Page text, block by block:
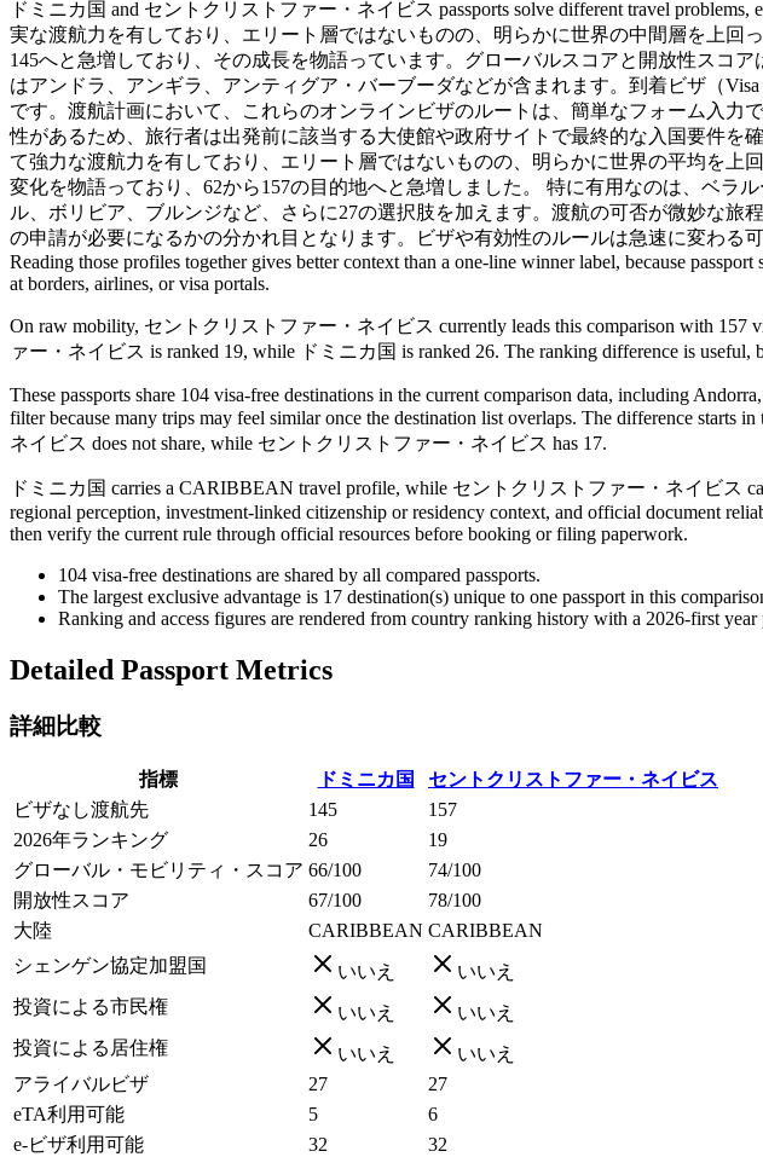
ドミニカ国 and セントクリストファー・ネイビス passports solve different travel
実な渡航力を有しており、エリート層ではないものの、明らかに世界の中間層を上回
145へと急増しており、その成長を物語っています。グローバルスコアと開放性スコ
はアンドラ、アンギラ、アンティグア・バーブーダなどが含まれます。到着ビザ（
です。渡航計画において、これらのオンラインビザのルートは、簡単なフォーム入
性があるため、旅行者は出発前に該当する大使館や政府サイトで最終的な入国要件
て強力な渡航力を有しており、エリート層ではないものの、明らかに世界の平均を上
変化を物語っており、62から157の目的地へと急増しました。 特に有用なのは、ベ
ル、ボリビア、ブルンジなど、さらに27の選択肢を加えます。渡航の可否が微妙な
の申請が必要になるかの分かれ目となります。ビザや有効性のルールは急速に変わる
Reading those profiles together gives better context than a one-line winner label, because
at borders, airlines, or visa portals.
On raw mobility, セントクリストファー・ネイビス currently leads this comparison with 157
ァー・ネイビス is ranked 19, while ドミニカ国 is ranked 26. The ranking difference is useful,
These passports share 104 visa-free destinations in the current comparison data, including
filter because many trips may feel similar once the destination list overlaps. The difference
ネイビス does not share, while セントクリストファー・ネイビス has 17.
ドミニカ国 carries a CARIBBEAN travel profile, while セントクリストファー・ネイビス
regional perception, investment-linked citizenship or residency context, and official document
then verify the current rule through official resources before booking or filing paperwork.
104 visa-free destinations are shared by all compared passports.
The largest exclusive advantage is 17 destination(s) unique to one passport in this
Ranking and access figures are rendered from country ranking history with a 2026-first year
Detailed Passport Metrics
詳細比較
指標 ドミニカ国
セントクリストファー・ネイビス
ビザなし渡航先
145
157
2026年ランキング
26
19
グローバル・モビリティ・スコア 66/100
74/100
開放性スコア
67/100
78/100
大陸
CARIBBEAN CARIBBEAN
シェンゲン協定加盟国
いいえ
いいえ
投資による市民権
いいえ
いいえ
投資による居住権
いいえ
いいえ
アライバルビザ
27
27
eTA利用可能
5
6
e-ビザ利用可能
32
32